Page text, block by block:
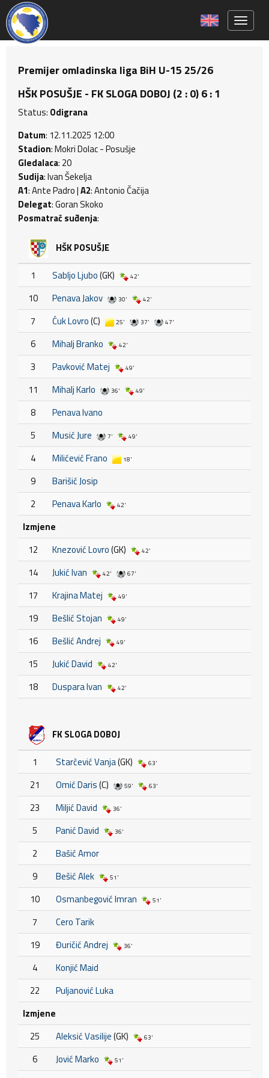
Premijer omladinska liga BiH U-15 25/26
HŠK POSUŠJE - FK SLOGA DOBOJ (2 : 0) 6 : 1
Status: Odigrana
Datum: 12.11.2025 12:00
Stadion: Mokri Dolac - Posušje
Gledalaca: 20
Sudija: Ivan Šekelja
A1: Ante Padro |A2: Antonio Čačija
Delegat: Goran Skoko
Posmatrač suđenja:
HŠK POSUŠJE
1 Sabljo Ljubo(GK) 42'
10 Penava Jakov 30' 42'
7 Ćuk Lovro(C) 25' 37' 47'
6 Mihalj Branko 42'
3 Pavković Matej 49'
11 Mihalj Karlo 36' 49'
8
Penava Ivano
5
Musić Jure 7' 49'
4 Milićević Frano 18'
9
Barišić Josip
2
Penava Karlo 42'
Izmjene
12
Knezović Lovro(GK) 42'
14 Jukić Ivan 42' 67'
17 Krajina Matej 49'
19 Bešlić Stojan 49'
16 Bešlić Andrej 49'
15 Jukić David 42'
18 Duspara Ivan 42'
FK SLOGA DOBOJ
1 Starčević Vanja(GK) 63'
21 Omić Daris(C) 59' 63'
23 Miljić David 36'
5 Panić David 36'
2
Bašić Amor
9
Bešić Alek 51'
10 Osmanbegović Imran 51'
7
Cero Tarik
19
Đuričić Andrej 36'
4
Konjić Maid
22
Puljanović Luka
Izmjene
25
Aleksić Vasilije(GK) 63'
6 Jović Marko 51'